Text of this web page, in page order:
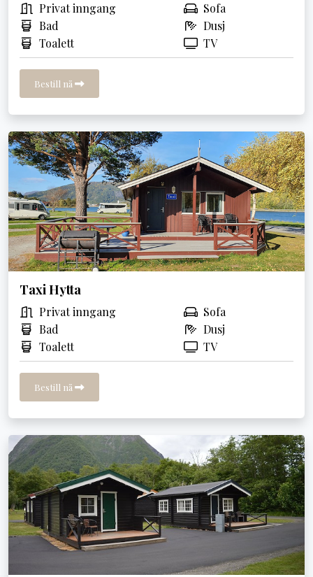
Privat inngang
Sofa
Bad
Dusj
Toalett
TV
Bestill nå
Taxi Hytta
Privat inngang
Sofa
Bad
Dusj
Toalett
TV
Bestill nå